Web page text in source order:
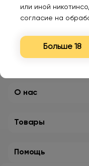
О нас
Товары
Помощь
или иной
согласие на
Больше 18